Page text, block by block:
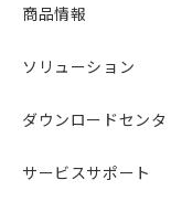
商品情報
ソリューション
ダウンロードセンタ
サービスサポート